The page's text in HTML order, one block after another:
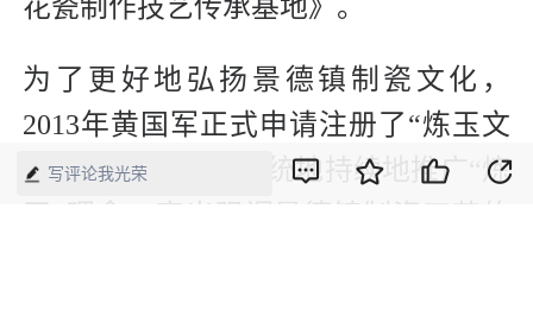
花瓷制作技艺传承基地》。
为了更好地弘扬景德镇制瓷文化，
2013年黄国军正式申请注册了“炼玉文
化有限公司”开始系统地持续地推广“炼
玉”理念，突出强调景德镇制瓷工艺的
写评论我光荣